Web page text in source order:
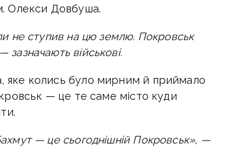
Олекси Довбуша.
не ступив на цю землю. Покровськ
військові.
яке колись було мирним й приймало
— це те саме місто куди
— це сьогоднішнійПокровськ», —